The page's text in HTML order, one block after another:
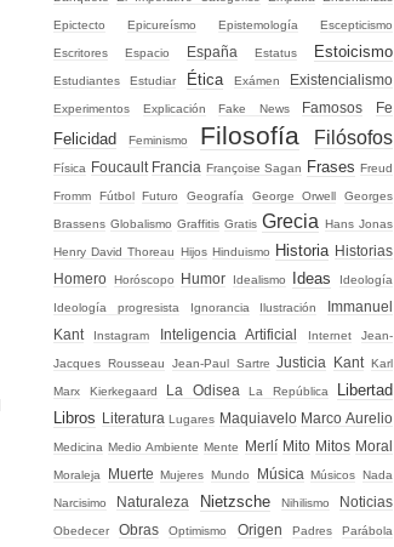
Epictecto Epicureísmo Epistemología Escepticismo
Escritores Espacio España Estatus Estoicismo
Estudiantes Estudiar Ética Exámen Existencialismo
Experimentos Explicación Fake News Famosos Fe
Felicidad Feminismo Filosofía Filósofos
Física Foucault Francia Françoise Sagan Frases Freud
Fromm Fútbol Futuro Geografía George Orwell Georges
Brassens Globalismo Graffitis Gratis Grecia Hans Jonas
Henry David Thoreau Hijos Hinduismo Historia Historias
Homero Horóscopo Humor Idealismo Ideas Ideología
Ideología progresista Ignorancia Ilustración
Immanuel
Kant
Instagram Inteligencia Artificial Internet Jean-
Jacques Rousseau Jean-Paul Sartre Justicia Kant Karl
Marx Kierkegaard La Odisea La República
Libertad
Libros Literatura Lugares Maquiavelo Marco Aurelio
Medicina Medio Ambiente Mente Merlí Mito Mitos Moral
Moraleja Muerte Mujeres Mundo Música Músicos Nada
Narcisimo Naturaleza Nietzsche Nihilismo Noticias
Obedecer Obras Optimismo Origen Padres Parábola